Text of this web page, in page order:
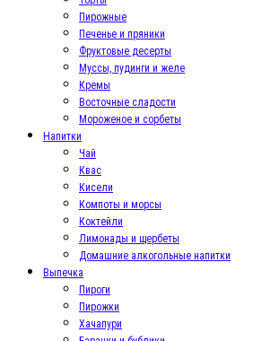
Пирожные
Печенье и пряники
Фруктовые десерты
Муссы, пудинги и желе
Кремы
Восточные сладости
Мороженое и сорбеты
Напитки
Чай
Квас
Кисели
Компоты и морсы
Коктейли
Лимонады и щербеты
Домашние алкогольные напитки
Выпечка
Пироги
Пирожки
Хачапури